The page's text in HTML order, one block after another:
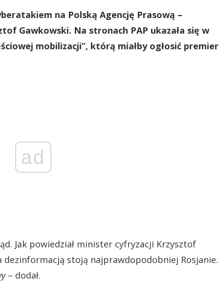
na Polską Agencję Prasową –
Gawkowski. Na stronach PAP ukazała się w
mobilizacji”, którą miałby ogłosić premier
ad
Jak powiedział minister cyfryzacji Krzysztof
dezinformacją stoją najprawdopodobniej Rosjanie.
– dodał.